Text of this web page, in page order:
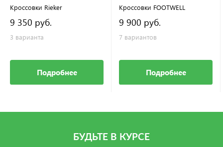
Кроссовки Rieker
9 350 руб.
3 варианта
Подробнее
Кроссовки FOOTWELL
9 900 руб.
7 вариантов
Подробнее
БУДЬТЕ В КУРСЕ